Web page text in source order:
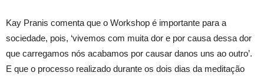
Kay Pranis comenta que o Workshop é importante para a
sociedade, pois, ‘vivemos com muita dor e por causa dessa dor
que carregamos nós acabamos por causar danos uns ao outro’.
E que o processo realizado durante os dois dias da meditação